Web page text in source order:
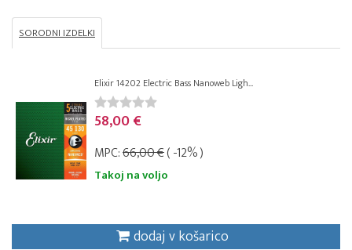
SORODNI IZDELKI
Elixir 14202 Electric Bass Nanoweb Ligh...
58,00 €
MPC:66,00 €( -12% )
Takoj na voljo
dodaj v košarico